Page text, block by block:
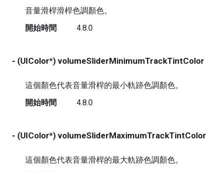
音量滑桿滑桿色調顏色。
開始時間
4.8.0
- (UIColor*) volumeSliderMinimumTrackTintColor
這個顏色代表音量滑桿的最小軌跡色調顏色。
開始時間
4.8.0
- (UIColor*) volumeSliderMaximumTrackTintColor
這個顏色代表音量滑桿的最大軌跡色調顏色。